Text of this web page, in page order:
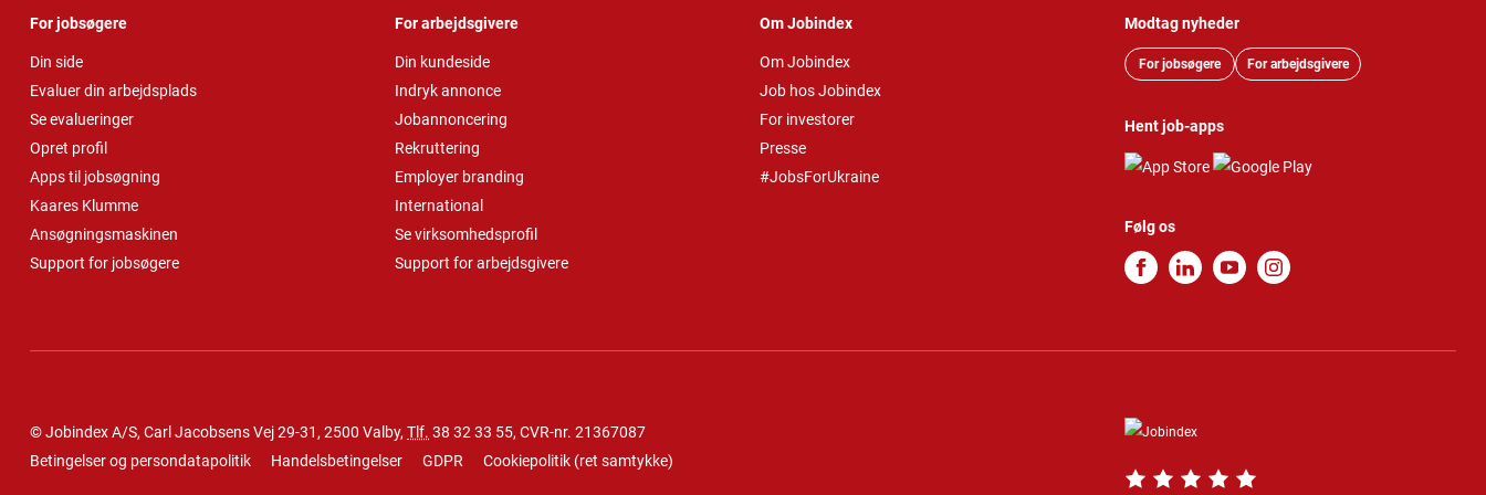
For jobsøgere
Din side
Evaluer din arbejdsplads
Se evalueringer
Opret profil
Apps til jobsøgning
Kaares Klumme
Ansøgningsmaskinen
Support for jobsøgere
For arbejdsgivere
Din kundeside
Indryk annonce
Jobannoncering
Rekruttering
Employer branding
International
Se virksomhedsprofil
Support for arbejdsgivere
Om Jobindex
Om Jobindex
Job hos Jobindex
For investorer
Presse
#JobsForUkraine
Modtag nyheder
For jobsøgere For arbejdsgivere
Hent job-apps
Følg os
© Jobindex A/S, Carl Jacobsens Vej 29-31, 2500 Valby, Tlf. 38 32 33 55, CVR-nr. 21367087
Betingelser og persondatapolitik
Handelsbetingelser GDPR Cookiepolitik (ret samtykke)